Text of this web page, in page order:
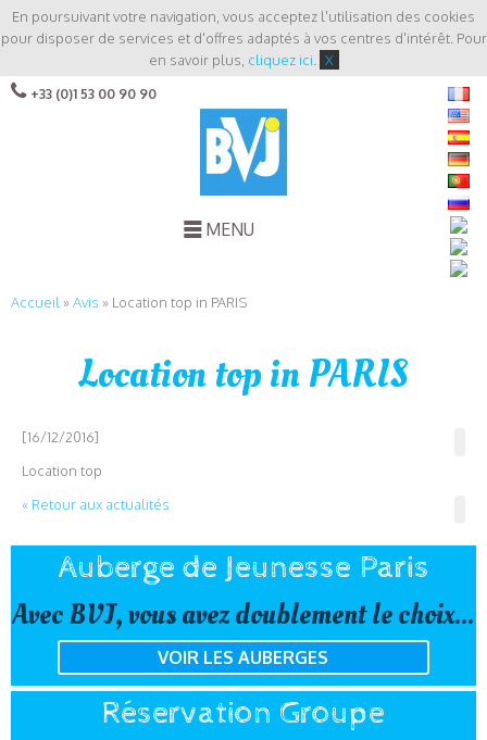
En poursuivant votre navigation, vous acceptez l'utilisation des cookies
pour disposer de services et d'offres adaptés à vos centres d'intérêt. Pour
en savoir plus, cliquez ici X
+33 (0)1 53 00 90 90
MENU
Accueil »Avis » Location top in PARIS
Location top in PARIS
[16/12/2016]
Location top
« Retour aux actualités
Auberge de Jeunesse Paris
Avec BVJ, vous avez doublement le choix...
VOIR LES AUBERGES
Réservation Groupe